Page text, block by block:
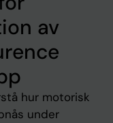
av
hur motorisk
under